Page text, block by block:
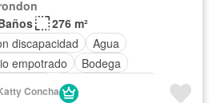
276 m²
discapacidad
Agua
empotrado
Bodega
Cuarto de servicio
Concha